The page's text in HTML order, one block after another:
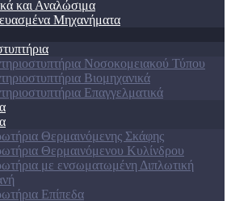
και Αναλώσιμα
Μηχανήματα
Νοσοκομειακού Τύπου
Βιομηχανικά
Επαγγελματικά
Θερμαινόμενης Σκάφης
Θερμαινόμενου Κυλίνδρου
με ενσωματωμένη Διπλωτική
Επίπεδα